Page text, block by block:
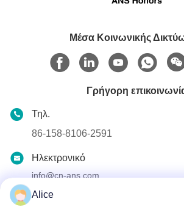
Μέσα Κοινωνικής
Γρήγορη
Τηλ.
86-158-8106-2591
Ηλεκτρονικό
info@cn-ans.com
Διεύθυνση
Alice